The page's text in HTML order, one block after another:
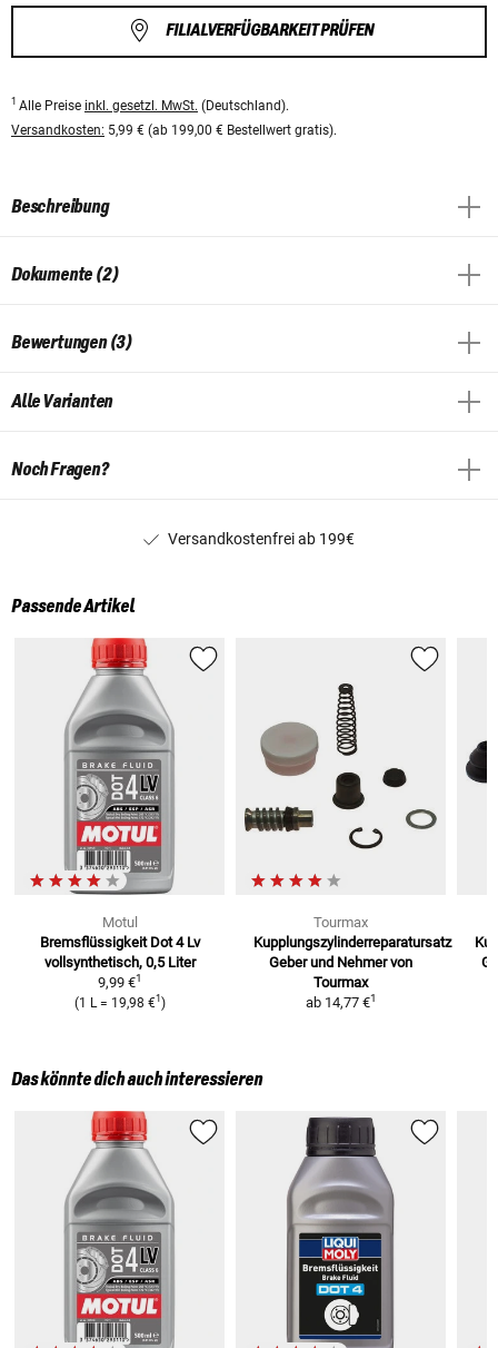
FILIALVERFÜGBARKEIT PRÜFEN
1 Alle Preise inkl. gesetzl. MwSt. (Deutschland).
Versandkosten: 5,99 € (ab 199,00 € Bestellwert gratis).
Beschreibung
Dokumente (2)
Bewertungen (3)
Alle Varianten
Noch Fragen?
Versandkostenfrei ab 199€
Passende Artikel
Motul
Bremsflüssigkeit Dot 4 Lv
vollsynthetisch, 0,5 Liter
9,99 €1
(1 L = 19,98 €1 )
Tourmax
Kupplungszylinderreparatursatz
Geber und Nehmer von
Tourmax
ab 14,77 €1
Das könnte dich auch interessieren